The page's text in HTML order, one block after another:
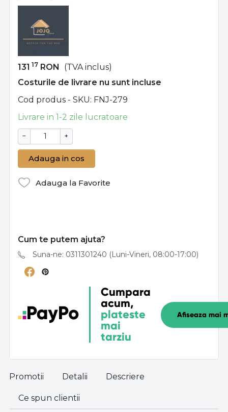
131 17 RON
(TVA inclus)
Costurile de livrare nu sunt incluse
Cod produs - SKU FNJ-279
Livrare in 1-2 zile lucratoare
− +
Adauga in cos
Adauga la Favorite
Cum te putem ajuta?
Suna-ne: 0311301240 (Luni-Vineri, 08:00-17:00)
Cumpara
acum,
plateste
mai
tarziu
Afiseaza mai
Promotii Detalii Descriere
Ce spun clientii